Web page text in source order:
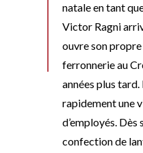
natale en tant
Victor Ragni
ouvre son
ferronnerie au
années plus
rapidement une
d’employés. Dès
confection de